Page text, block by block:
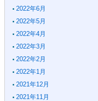
2022年6月
2022年5月
2022年4月
2022年3月
2022年2月
2022年1月
2021年12月
2021年11月